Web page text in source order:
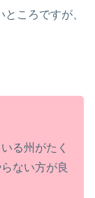
ころですが、
る州がたく
ない方が良